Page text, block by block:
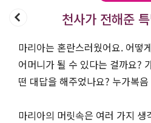
천사가 전해준
마리아는 혼란스러웠어요. 어떻
어머니가 될 수 있다는 걸까요?
떤 대답을 해주었나요? 누가복
마리아의 머릿속은 여러 가지